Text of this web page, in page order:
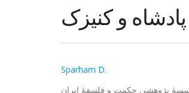
و کنیزک
Sparham D.